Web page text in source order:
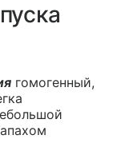
гомогенный,